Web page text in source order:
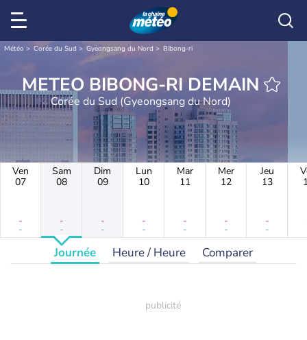
Météo Corée du Sud Gyeongsang du Nord Bibong-ri
METEO BIBONG-RI DEMAIN
Corée du Sud (Gyeongsang du Nord)
Ven
07
-
-
Sam
08
-
-
Dim
09
-
-
Lun
10
-
-
Mar
11
-
-
Mer
12
-
-
Jeu
13
-
-
Journée Heure / Heure Comparer